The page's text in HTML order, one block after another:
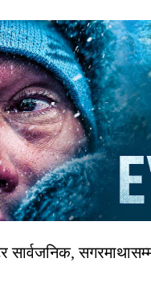
सार्वजनिक,